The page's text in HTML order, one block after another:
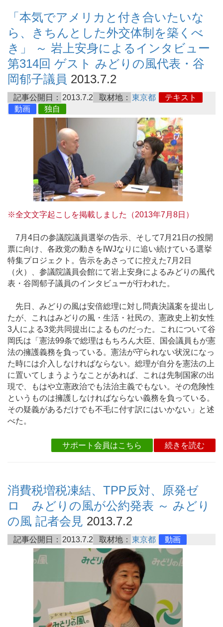
「本気でアメリカと付き合いたいな
ら、きちんとした外交体制を築くべ
き」 ～ 岩上安身によるインタビュー
第314回 ゲスト みどりの風代表・谷
岡郁子議員 2013.7.2
記事公開日： 2013.7.2 取材地： 東京都
テキスト
動画
独自
※全文文字起こしを掲載しました（2013年7月8日）
7月4日の参議院議員選挙の告示、そして7月21日の投開
票に向け、各政党の動きをIWJなりに追い続けている選挙
特集プロジェクト。告示をあさってに控えた7月2日
（火）、参議院議員会館にて岩上安身によるみどりの風代
表・谷岡郁子議員のインタビューが行われた。
先日、みどりの風は安倍総理に対し問責決議案を提出し
たが、これはみどりの風・生活・社民の、憲政史上初女性
3人による3党共同提出によるものだった。これについて谷
岡氏は「憲法99条で総理はもちろん大臣、国会議員もが憲
法の擁護義務を負っている。憲法が守られない状況になっ
た時には介入しなければならない。総理が自分を憲法の上
に置いてしまうようなことがあれば、これは先制国家の出
現で、もはや立憲政治でも法治主義でもない。その危険性
というものは擁護しなければならない義務を負っている。
その疑義があるだけでも不毛に付す訳にはいかない」と述
べた。
サポート会員はこちら 続きを読む
消費税増税凍結、TPP反対、原発ゼ
ロ みどりの風が公約発表 ～ みどり
の風 記者会見 2013.7.2
記事公開日： 2013.7.2 取材地： 東京都 動画